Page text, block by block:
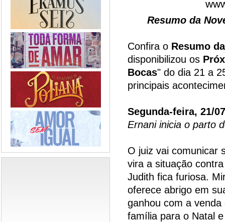
Resumo da
Confira o Resumo
disponibilizou os
Bocas" do dia 21 a
principais
Segunda-feira, 21/
Ernani inicia o parto
O juiz vai comunicar
vira a situação
Judith fica furiosa.
oferece abrigo em
ganhou com a
família para o Natal